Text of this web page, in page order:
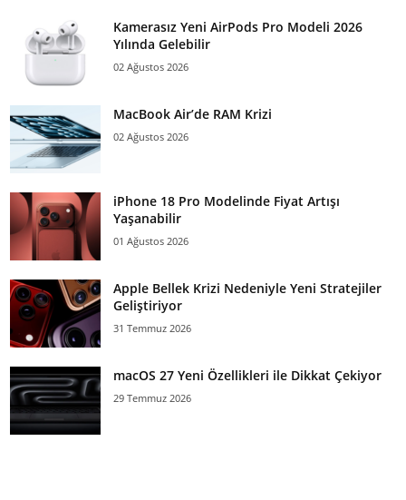
Kamerasız Yeni AirPods Pro Modeli 2026
Yılında Gelebilir
02 Ağustos 2026
MacBook Air’de RAM Krizi
02 Ağustos 2026
iPhone 18 Pro Modelinde Fiyat Artışı
Yaşanabilir
01 Ağustos 2026
Apple Bellek Krizi Nedeniyle Yeni Stratejiler
Geliştiriyor
31 Temmuz 2026
macOS 27 Yeni Özellikleri ile Dikkat Çekiyor
29 Temmuz 2026